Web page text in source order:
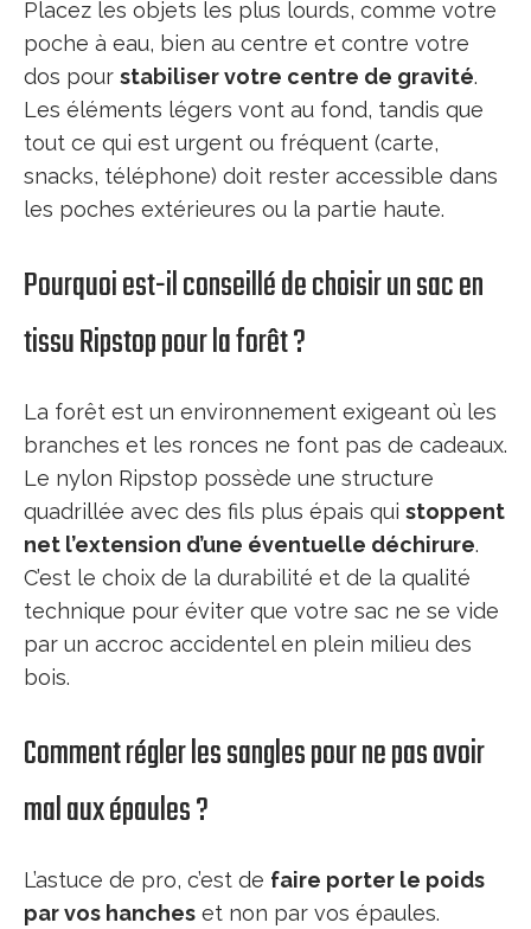
Placez les objets les plus lourds, comme votre
poche à eau, bien au centre et contre votre
dos pour stabiliser votre centre de gravité.
Les éléments légers vont au fond, tandis que
tout ce qui est urgent ou fréquent (carte,
snacks, téléphone) doit rester accessible dans
les poches extérieures ou la partie haute.
Pourquoi est-il conseillé de choisir un sac en
tissu Ripstop pour la forêt ?
La forêt est un environnement exigeant où les
branches et les ronces ne font pas de cadeaux.
Le nylon Ripstop possède une structure
quadrillée avec des fils plus épais qui stoppent
net l’extension d’une éventuelle déchirure.
C’est le choix de la durabilité et de la qualité
technique pour éviter que votre sac ne se vide
par un accroc accidentel en plein milieu des
bois.
Comment régler les sangles pour ne pas avoir
mal aux épaules ?
L’astuce de pro, c’est de faire porter le poids
par vos hanches et non par vos épaules.